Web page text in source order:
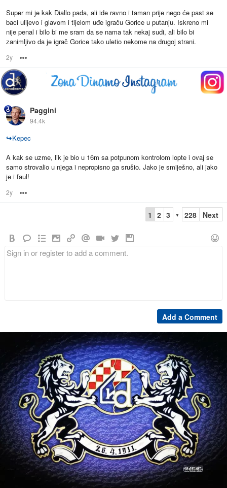
Super mi je kak Diallo pada, ali ide ravno i taman prije nego će past se
baci ulijevo i glavom i tijelom uđe igraču Gorice u putanju. Iskreno mi
nije penal i bilo bi me sram da se nama tak nekaj sudi, ali bilo bi
zanimljivo da je igrač Gorice tako uletio nekome na drugoj strani.
2y
Paggini
94.4k
↪Kepec
A kak se uzme, lik je bio u 16m sa potpunom kontrolom lopte i ovaj se
samo strovalio u njega i nepropisno ga srušio. Jako je smiješno, ali jako
je i faul!
2y
1 2 3 ▼ 228 Next
Add a Comment